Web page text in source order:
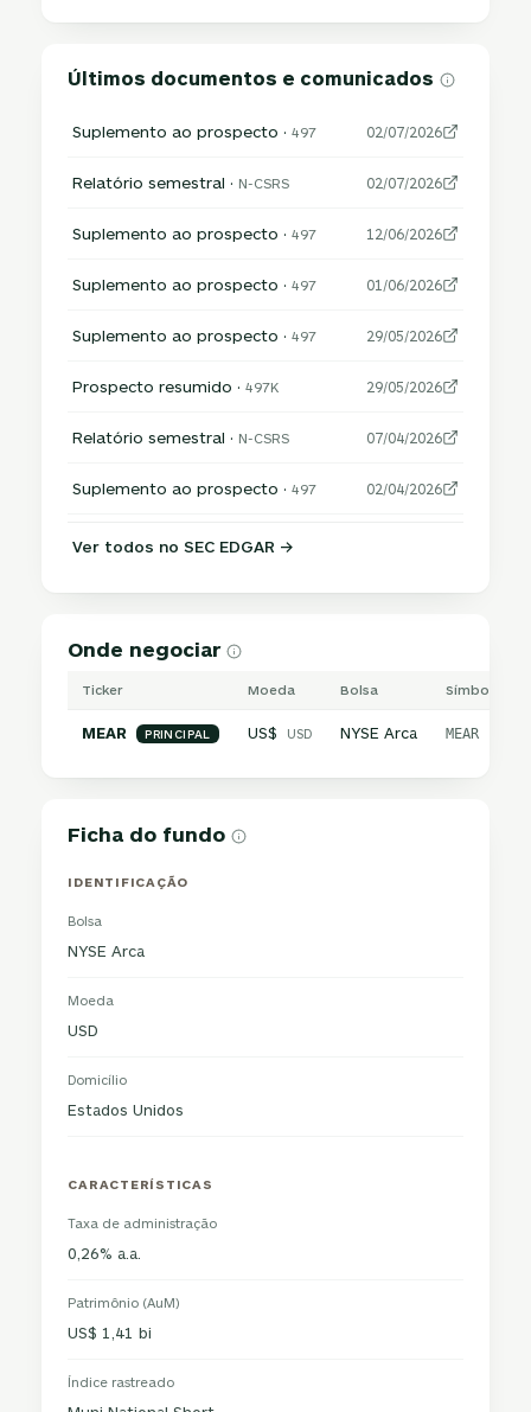
Últimos documentos e comunicados
Suplemento ao prospecto ·497 02/07/2026
Relatório semestral · N-CSRS 02/07/2026
Suplemento ao prospecto ·497 12/06/2026
Suplemento ao prospecto ·497 01/06/2026
Suplemento ao prospecto ·497 29/05/2026
Prospecto resumido ·497K 29/05/2026
Relatório semestral · N-CSRS 07/04/2026
Suplemento ao prospecto ·497 02/04/2026
Ver todos no SEC EDGAR →
Onde negociar
Ticker Moeda Bolsa Símbolo
MEAR PRINCIPAL US$ USD NYSE Arca MEAR
Ficha do fundo
IDENTIFICAÇÃO
Bolsa
NYSE Arca
Moeda
USD
Domicílio
Estados Unidos
CARACTERÍSTICAS
Taxa de administração
0,26% a.a.
Patrimônio (AuM)
US$ 1,41 bi
Índice rastreado